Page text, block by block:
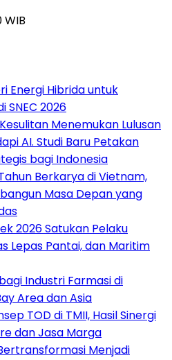
WIB
Energi Hibrida untuk
SNEC 2026
Menemukan Lulusan
AI. Studi Baru Petakan
bagi Indonesia
Berkarya di Vietnam,
Masa Depan yang
2026 Satukan Pelaku
Lepas Pantai, dan Maritim
Industri Farmasi di
Area dan Asia
TOD di TMII, Hasil Sinergi
dan Jasa Marga
Menjadi